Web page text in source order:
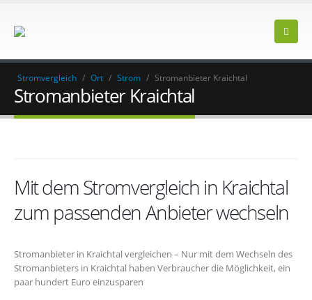
Stromvergleich / Ort / Strom / Stromanbieter Kraichtal
Stromanbieter Kraichtal
Mit dem Stromvergleich in Kraichtal
zum passenden Anbieter wechseln
Stromanbieter in Kraichtal vergleichen – Nur mit dem Wechseln des
Stromanbieters in Kraichtal haben Verbraucher die Möglichkeit, ein
paar hundert Euro einzusparen